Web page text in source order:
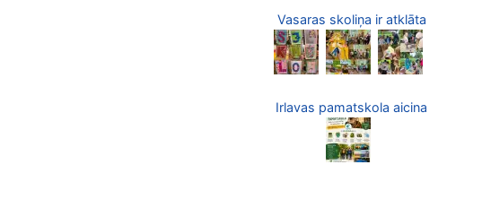
Vasaras skoliņa ir atklāta
Irlavas pamatskola aicina